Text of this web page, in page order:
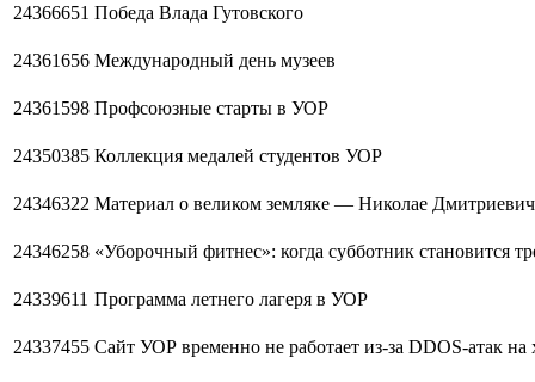
24366651 Победа Влада Гутовского
24361656 Международный день музеев
24361598 Профсоюзные старты в УОР
24350385 Коллекция медалей студентов УОР
24346322 Материал о великом земляке — Николае
24346258 «Уборочный фитнес»: когда субботник становится
24339611 Программа летнего лагеря в УОР
24337455 Сайт УОР временно не работает из-за DDOS-атак на